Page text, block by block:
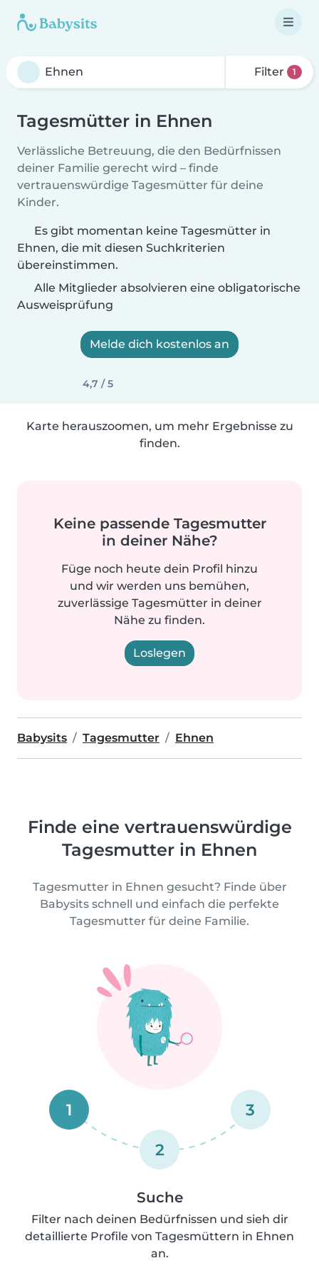
Filter 1
Tagesmütter in Ehnen
Verlässliche Betreuung, die den Bedürfnissen
deiner Familie gerecht wird – finde
vertrauenswürdige Tagesmütter für deine
Kinder.
Es gibt momentan keine Tagesmütter in
Ehnen, die mit diesen Suchkriterien
übereinstimmen.
Alle Mitglieder absolvieren eine obligatorische
Ausweisprüfung
Melde dich kostenlos an
4,7 / 5
Karte herauszoomen, um mehr Ergebnisse zu
finden.
Keine passende Tagesmutter
in deiner Nähe?
Füge noch heute dein Profil hinzu
und wir werden uns bemühen,
zuverlässige Tagesmütter in deiner
Nähe zu finden.
Loslegen
Babysits Tagesmutter Ehnen
Finde eine vertrauenswürdige
Tagesmutter in Ehnen
Tagesmutter in Ehnen gesucht? Finde über
Babysits schnell und einfach die perfekte
Tagesmutter für deine Familie.
1
2
3
Suche
Filter nach deinen Bedürfnissen und sieh dir
detaillierte Profile von Tagesmüttern in Ehnen
an.